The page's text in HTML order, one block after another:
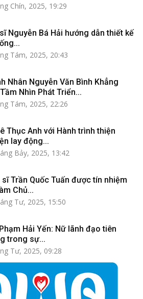
Chín, 2025, 19:29
Nguyễn Bá Hải hướng dẫn thiết kế
Tám, 2025, 20:43
Nhân Nguyễn Văn Bình Khẳng
Nhìn Phát Triển...
Tám, 2025, 22:26
Thục Anh với Hành trình thiện
lay động...
Bảy, 2025, 13:42
Trần Quốc Tuấn được tín nhiệm
Chủ...
Tư, 2025, 15:50
Hải Yến: Nữ lãnh đạo tiên
trong sự...
Tư, 2025, 09:28